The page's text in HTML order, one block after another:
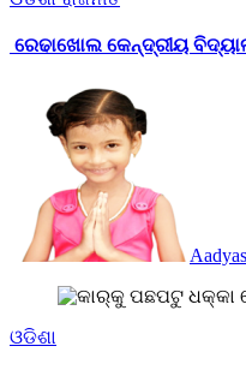
ରେଢାଖୋଲ କେନ୍ଦ୍ରୀୟ
ଓଡିଶା